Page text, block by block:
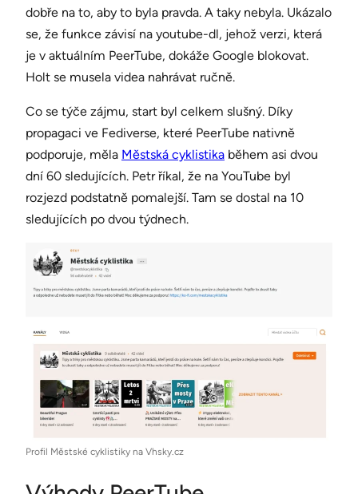
dobře na to, aby to byla pravda. A taky nebyla. Ukázalo
se, že funkce závisí na youtube-dl, jehož verzi, která
je v aktuálním PeerTube, dokáže Google blokovat.
Holt se musela videa nahrávat ručně.
Co se týče zájmu, start byl celkem slušný. Díky
propagaci ve Fediverse, které PeerTube nativně
podporuje, měla Městská cyklistika během asi dvou
dní 60 sledujících. Petr říkal, že na YouTube byl
rozjezd podstatně pomalejší. Tam se dostal na 10
sledujících po dvou týdnech.
Profil Městské cyklistiky na Vhsky.cz